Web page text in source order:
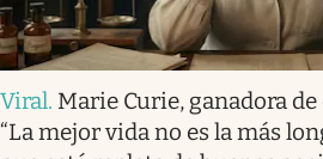
Viral. Marie Curie, ganadora
“La mejor vida no es la más